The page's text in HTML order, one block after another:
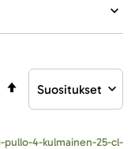
Aseta